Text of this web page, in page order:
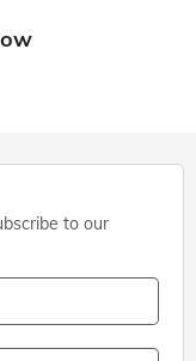
to our